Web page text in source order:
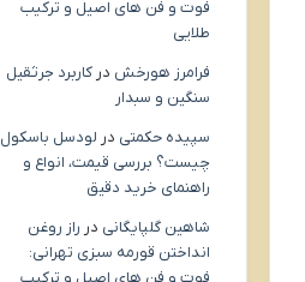
فوت و فن های اصیل و ترکیب
طلایی
فرامرز هورخش در کاربرد جرثقیل
سنگین و سبدار
سپیده حکمتی در لودسل باسکول
چیست؟ بررسی قیمت، انواع و
راهنمای خرید دقیق
شاهین گلپایگانی در راز روغن
انداختن قورمه سبزی تهرانی:
فوت و فن های اصیل و ترکیب